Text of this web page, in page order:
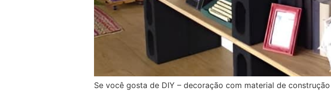
Se você gosta de DIY – decoração com material de